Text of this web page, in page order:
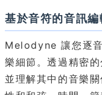
基於音符的音訊編
Melodyne 讓您逐
樂細節。透過精密
並理解其中的音樂